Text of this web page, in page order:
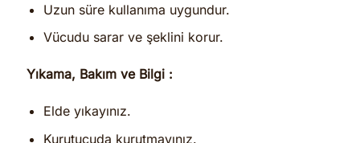
Uzun süre kullanıma uygundur.
Vücudu sarar ve şeklini korur.
Yıkama, Bakım ve Bilgi :
Elde yıkayınız.
Kurutucuda kurutmayınız.